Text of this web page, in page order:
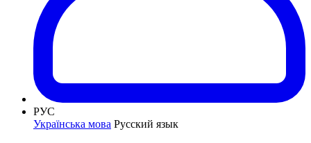
РУС
Українська мова Русский язык